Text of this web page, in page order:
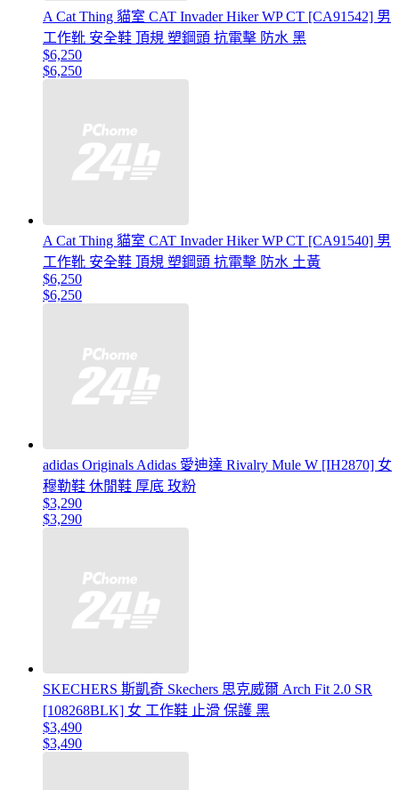
A Cat Thing 貓室 CAT Invader Hiker WP CT [CA91542] 男
工作靴 安全鞋 頂規 塑鋼頭 抗電擊 防水 黑
$6,250
$6,250
A Cat Thing 貓室 CAT Invader Hiker WP CT [CA91540] 男
工作靴 安全鞋 頂規 塑鋼頭 抗電擊 防水 土黃
$6,250
$6,250
adidas Originals Adidas 愛迪達 Rivalry Mule W [IH2870] 女
穆勒鞋 休閒鞋 厚底 玫粉
$3,290
$3,290
SKECHERS 斯凱奇 Skechers 思克威爾 Arch Fit 2.0 SR
[108268BLK] 女 工作鞋 止滑 保護 黑
$3,490
$3,490